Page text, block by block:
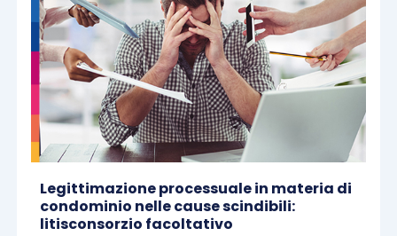
Legittimazione processuale in materia di
condominio nelle cause scindibili:
litisconsorzio facoltativo